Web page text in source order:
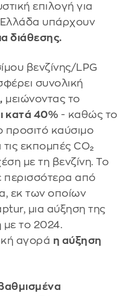
επιλογή για
υπάρχουν
διάθεσης.
βενζίνης/LPG
συνολική
μειώνοντας το
κατά 40% - καθώς το
προσιτό καύσιμο
εκπομπές CO₂
με τη βενζίνη. Το
περισσότερα από
εκ των οποίων
μια αύξηση της
με το 2024.
αγορά η αύξηση